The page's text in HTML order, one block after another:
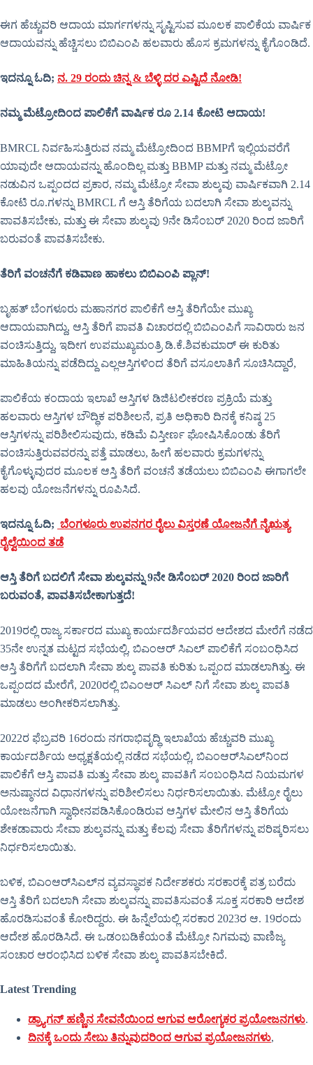
ಈಗ ಹೆಚ್ಚುವರಿ ಆದಾಯ ಮಾರ್ಗಗಳನ್ನು ಸೃಷ್ಟಿಸುವ ಮೂಲಕ ಪಾಲಿಕೆಯ ವಾರ್ಷಿಕ
ಆದಾಯವನ್ನು ಹೆಚ್ಚಿಸಲು ಬಿಬಿಎಂಪಿ ಹಲವಾರು ಹೊಸ ಕ್ರಮಗಳನ್ನು ಕೈಗೊಂಡಿದೆ.
ಇದನ್ನೂ ಓದಿ; ನ. 29 ರಂದು ಚಿನ್ನ & ಬೆಳ್ಳಿ ದರ ಎಷ್ಟಿದೆ ನೋಡಿ!
ನಮ್ಮ ಮೆಟ್ರೋದಿಂದ ಪಾಲಿಕೆಗೆ ವಾರ್ಷಿಕ ರೂ 2.14 ಕೋಟಿ ಆದಾಯ!
BMRCL ನಿರ್ವಹಿಸುತ್ತಿರುವ ನಮ್ಮ ಮೆಟ್ರೋದಿಂದ BBMPಗೆ ಇಲ್ಲಿಯವರೆಗೆ
ಯಾವುದೇ ಆದಾಯವನ್ನು ಹೊಂದಿಲ್ಲ ಮತ್ತು BBMP ಮತ್ತು ನಮ್ಮ ಮೆಟ್ರೋ
ನಡುವಿನ ಒಪ್ಪಂದದ ಪ್ರಕಾರ, ನಮ್ಮ ಮೆಟ್ರೋ ಸೇವಾ ಶುಲ್ಕವು ವಾರ್ಷಿಕವಾಗಿ 2.14
ಕೋಟಿ ರೂ.ಗಳನ್ನು BMRCL ಗೆ ಆಸ್ತಿ ತೆರಿಗೆಯ ಬದಲಾಗಿ ಸೇವಾ ಶುಲ್ಕವನ್ನು
ಪಾವತಿಸಬೇಕು, ಮತ್ತು ಈ ಸೇವಾ ಶುಲ್ಕವು 9ನೇ ಡಿಸೆಂಬರ್ 2020 ರಿಂದ ಜಾರಿಗೆ
ಬರುವಂತೆ ಪಾವತಿಸಬೇಕು.
ತೆರಿಗೆ ವಂಚನೆಗೆ ಕಡಿವಾಣ ಹಾಕಲು ಬಿಬಿಎಂಪಿ ಪ್ಲಾನ್!
ಬೃಹತ್ ಬೆಂಗಳೂರು ಮಹಾನಗರ ಪಾಲಿಕೆಗೆ ಆಸ್ತಿ ತೆರಿಗೆಯೇ ಮುಖ್ಯ
ಆದಾಯವಾಗಿದ್ದು, ಆಸ್ತಿ ತೆರಿಗೆ ಪಾವತಿ ವಿಚಾರದಲ್ಲಿ ಬಿಬಿಎಂಪಿಗೆ ಸಾವಿರಾರು ಜನ
ವಂಚಿಸುತ್ತಿದ್ದು, ಇದೀಗ ಉಪಮುಖ್ಯಮಂತ್ರಿ ಡಿ.ಕೆ.ಶಿವಕುಮಾರ್ ಈ ಕುರಿತು
ಮಾಹಿತಿಯನ್ನು ಪಡೆದಿದ್ದು ಎಲ್ಲಆಸ್ತಿಗಳಿಂದ ತೆರಿಗೆ ವಸೂಲಾತಿಗೆ ಸೂಚಿಸಿದ್ದಾರೆ,
ಪಾಲಿಕೆಯ ಕಂದಾಯ ಇಲಾಖೆ ಆಸ್ತಿಗಳ ಡಿಜಿಟಲೀಕರಣ ಪ್ರಕ್ರಿಯೆ ಮತ್ತು
ಹಲವಾರು ಆಸ್ತಿಗಳ ಬೌದ್ಧಿಕ ಪರಿಶೀಲನೆ, ಪ್ರತಿ ಅಧಿಕಾರಿ ದಿನಕ್ಕೆ ಕನಿಷ್ಠ 25
ಆಸ್ತಿಗಳನ್ನು ಪರಿಶೀಲಿಸುವುದು, ಕಡಿಮೆ ವಿಸ್ತೀರ್ಣ ಘೋಷಿಸಿಕೊಂಡು ತೆರಿಗೆ
ವಂಚಿಸುತ್ತಿರುವವರನ್ನು ಪತ್ತೆ ಮಾಡಲು, ಹೀಗೆ ಹಲವಾರು ಕ್ರಮಗಳನ್ನು
ಕೈಗೊಳ್ಳುವುದರ ಮೂಲಕ ಆಸ್ತಿ ತೆರಿಗೆ ವಂಚನೆ ತಡೆಯಲು ಬಿಬಿಎಂಪಿ ಈಗಾಗಲೇ
ಹಲವು ಯೋಜನೆಗಳನ್ನು ರೂಪಿಸಿದೆ.
ಇದನ್ನೂ ಓದಿ; ಬೆಂಗಳೂರು ಉಪನಗರ ರೈಲು ವಿಸ್ತರಣೆ ಯೋಜನೆಗೆ ನೈಋತ್ಯ
ರೈಲ್ವೆಯಿಂದ ತಡೆ
ಆಸ್ತಿ ತೆರಿಗೆ ಬದಲಿಗೆ ಸೇವಾ ಶುಲ್ಕವನ್ನು 9ನೇ ಡಿಸೆಂಬರ್ 2020 ರಿಂದ ಜಾರಿಗೆ
ಬರುವಂತೆ, ಪಾವತಿಸಬೇಕಾಗುತ್ತದೆ!
2019ರಲ್ಲಿ ರಾಜ್ಯ ಸರ್ಕಾರದ ಮುಖ್ಯ ಕಾರ್ಯದರ್ಶಿಯವರ ಆದೇಶದ ಮೇರೆಗೆ ನಡೆದ
35ನೇ ಉನ್ನತ ಮಟ್ಟದ ಸಭೆಯಲ್ಲಿ, ಬಿಎಂಆರ್ ಸಿಎಲ್ ಪಾಲಿಕೆಗೆ ಸಂಬಂಧಿಸಿದ
ಆಸ್ತಿ ತೆರಿಗೆಗೆ ಬದಲಾಗಿ ಸೇವಾ ಶುಲ್ಕ ಪಾವತಿ ಕುರಿತು ಒಪ್ಪಂದ ಮಾಡಲಾಗಿತ್ತು. ಈ
ಒಪ್ಪಂದದ ಮೇರೆಗೆ, 2020ರಲ್ಲಿ ಬಿಎಂಆರ್ ಸಿಎಲ್ ನಿಗೆ ಸೇವಾ ಶುಲ್ಕ ಪಾವತಿ
ಮಾಡಲು ಅಂಗೀಕರಿಸಲಾಗಿತ್ತು.
2022ರ ಫೆಬ್ರವರಿ 16ರಂದು ನಗರಾಭಿವೃದ್ಧಿ ಇಲಾಖೆಯ ಹೆಚ್ಚುವರಿ ಮುಖ್ಯ
ಕಾರ್ಯದರ್ಶಿಯ ಅಧ್ಯಕ್ಷತೆಯಲ್ಲಿ ನಡೆದ ಸಭೆಯಲ್ಲಿ, ಬಿಎಂಆರ್‌ಸಿಎಲ್‌ನಿಂದ
ಪಾಲಿಕೆಗೆ ಆಸ್ತಿ ಪಾವತಿ ಮತ್ತು ಸೇವಾ ಶುಲ್ಕ ಪಾವತಿಗೆ ಸಂಬಂಧಿಸಿದ ನಿಯಮಗಳ
ಅನುಷ್ಠಾನದ ವಿಧಾನಗಳನ್ನು ಪರಿಶೀಲಿಸಲು ನಿರ್ಧರಿಸಲಾಯಿತು. ಮೆಟ್ರೋ ರೈಲು
ಯೋಜನೆಗಾಗಿ ಸ್ವಾಧೀನಪಡಿಸಿಕೊಂಡಿರುವ ಆಸ್ತಿಗಳ ಮೇಲಿನ ಆಸ್ತಿ ತೆರಿಗೆಯ
ಶೇಕಡಾವಾರು ಸೇವಾ ಶುಲ್ಕವನ್ನು ಮತ್ತು ಕೆಲವು ಸೇವಾ ತೆರಿಗೆಗಳನ್ನು ಪರಿಷ್ಕರಿಸಲು
ನಿರ್ಧರಿಸಲಾಯಿತು.
ಬಳಿಕ, ಬಿಎಂಆರ್‌ಸಿಎಲ್‌ನ ವ್ಯವಸ್ಥಾಪಕ ನಿರ್ದೇಶಕರು ಸರಕಾರಕ್ಕೆ ಪತ್ರ ಬರೆದು
ಆಸ್ತಿ ತೆರಿಗೆ ಬದಲಾಗಿ ಸೇವಾ ಶುಲ್ಕವನ್ನು ಪಾವತಿಸುವಂತೆ ಸೂಕ್ತ ಸರಕಾರಿ ಆದೇಶ
ಹೊರಡಿಸುವಂತೆ ಕೋರಿದ್ದರು. ಈ ಹಿನ್ನೆಲೆಯಲ್ಲಿ ಸರಕಾರ 2023ರ ಆ. 19ರಂದು
ಆದೇಶ ಹೊರಡಿಸಿದೆ. ಈ ಒಡಂಬಡಿಕೆಯಂತೆ ಮೆಟ್ರೋ ನಿಗಮವು ವಾಣಿಜ್ಯ
ಸಂಚಾರ ಆರಂಭಿಸಿದ ಬಳಿಕ ಸೇವಾ ಶುಲ್ಕ ಪಾವತಿಸಬೇಕಿದೆ.
Latest Trending
ಡ್ರ್ಯಾಗನ್ ಹಣ್ಣಿನ ಸೇವನೆಯಿಂದ ಆಗುವ ಆರೋಗ್ಯಕರ ಪ್ರಯೋಜನಗಳು.
ದಿನಕ್ಕೆ ಒಂದು ಸೇಬು ತಿನ್ನುವುದರಿಂದ ಆಗುವ ಪ್ರಯೋಜನಗಳು,